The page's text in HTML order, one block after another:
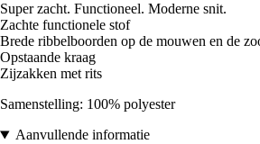
Super zacht. Functioneel. Moderne snit.
Zachte functionele stof
Brede ribbelboorden op de mouwen en de
Opstaande kraag
Zijzakken met rits
Samenstelling: 100% polyester
Aanvullende informatie